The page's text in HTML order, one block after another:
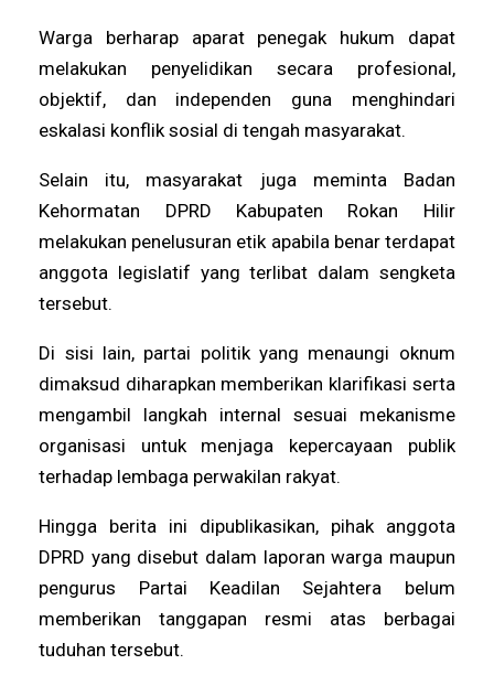
Warga berharap aparat penegak hukum dapat
melakukan penyelidikan secara profesional,
objektif, dan independen guna menghindari
eskalasi konflik sosial di tengah masyarakat.
Selain itu, masyarakat juga meminta Badan
Kehormatan DPRD Kabupaten Rokan Hilir
melakukan penelusuran etik apabila benar terdapat
anggota legislatif yang terlibat dalam sengketa
tersebut.
Di sisi lain, partai politik yang menaungi oknum
dimaksud diharapkan memberikan klarifikasi serta
mengambil langkah internal sesuai mekanisme
organisasi untuk menjaga kepercayaan publik
terhadap lembaga perwakilan rakyat.
Hingga berita ini dipublikasikan, pihak anggota
DPRD yang disebut dalam laporan warga maupun
pengurus Partai Keadilan Sejahtera belum
memberikan tanggapan resmi atas berbagai
tuduhan tersebut.